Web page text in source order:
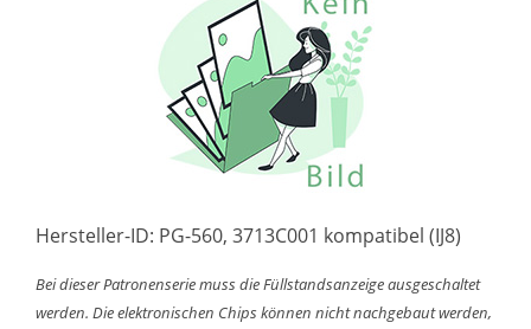
Hersteller-ID: PG-560, 3713C001 kompatibel (IJ8)
Bei dieser Patronenserie muss die Füllstandsanzeige ausgeschaltet
werden. Die elektronischen Chips können nicht nachgebaut werden,